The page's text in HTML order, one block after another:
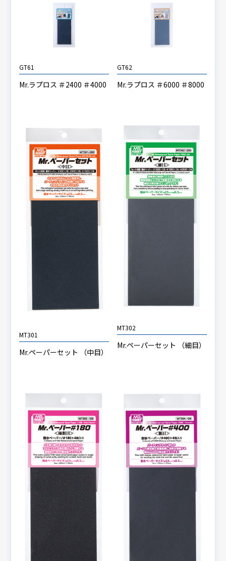
GT61
Mr.ラプロス ＃2400 ＃4000
GT62
Mr.ラプロス ＃6000 ＃8000
MT301
Mr.ペーパーセット （中目）
MT302
Mr.ペーパーセット （細目）